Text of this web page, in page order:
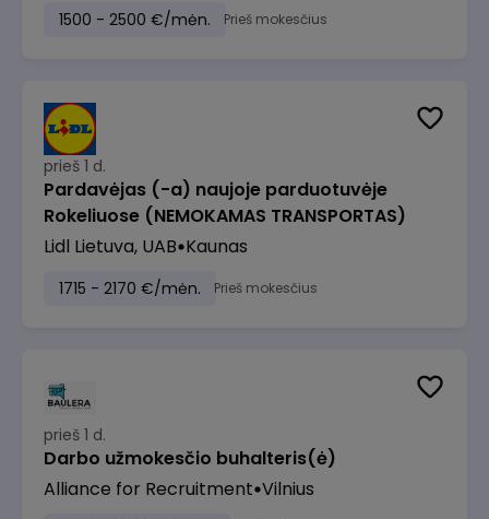
1500 - 2500 €/mėn. Prieš mokesčius
prieš 1 d.
Pardavėjas (-a) naujoje parduotuvėje
Rokeliuose (NEMOKAMAS TRANSPORTAS)
Lidl Lietuva, UAB Kaunas
1715 - 2170 €/mėn. Prieš mokesčius
prieš 1 d.
Darbo užmokesčio buhalteris(ė)
Alliance for Recruitment Vilnius